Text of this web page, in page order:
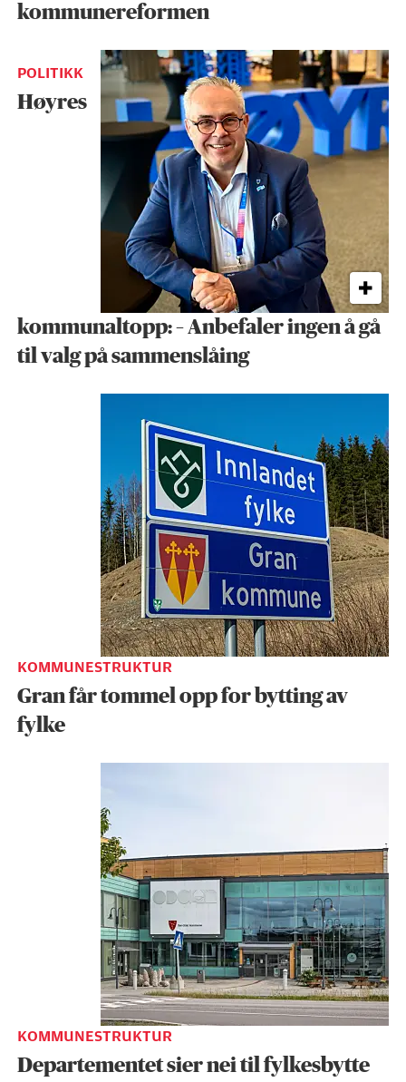
kommunereformen
POLITIKK
Høyres
kommunaltopp: – Anbefaler ingen å gå
til valg på sammenslåing
KOMMUNESTRUKTUR
Gran får tommel opp for bytting av
fylke
KOMMUNESTRUKTUR
Departementet sier nei til fylkesbytte